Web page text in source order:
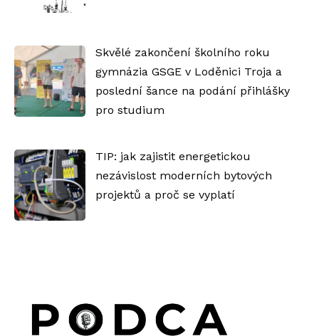
Skvělé zakončení školního roku
gymnázia GSGE v Loděnici Troja a
poslední šance na podání přihlášky
pro studium
TIP: jak zajistit energetickou
nezávislost moderních bytových
projektů a proč se vyplatí